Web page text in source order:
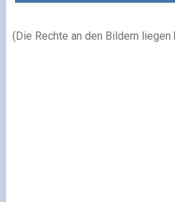
(Die Rechte an den Bildern liegen